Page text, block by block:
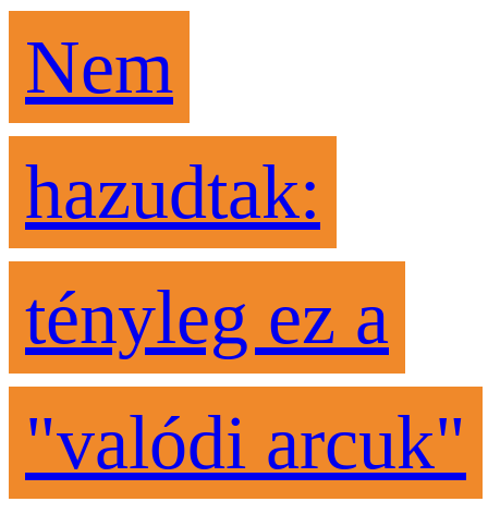
Nem
hazudtak:
tényleg ez a
"valódi arcuk"